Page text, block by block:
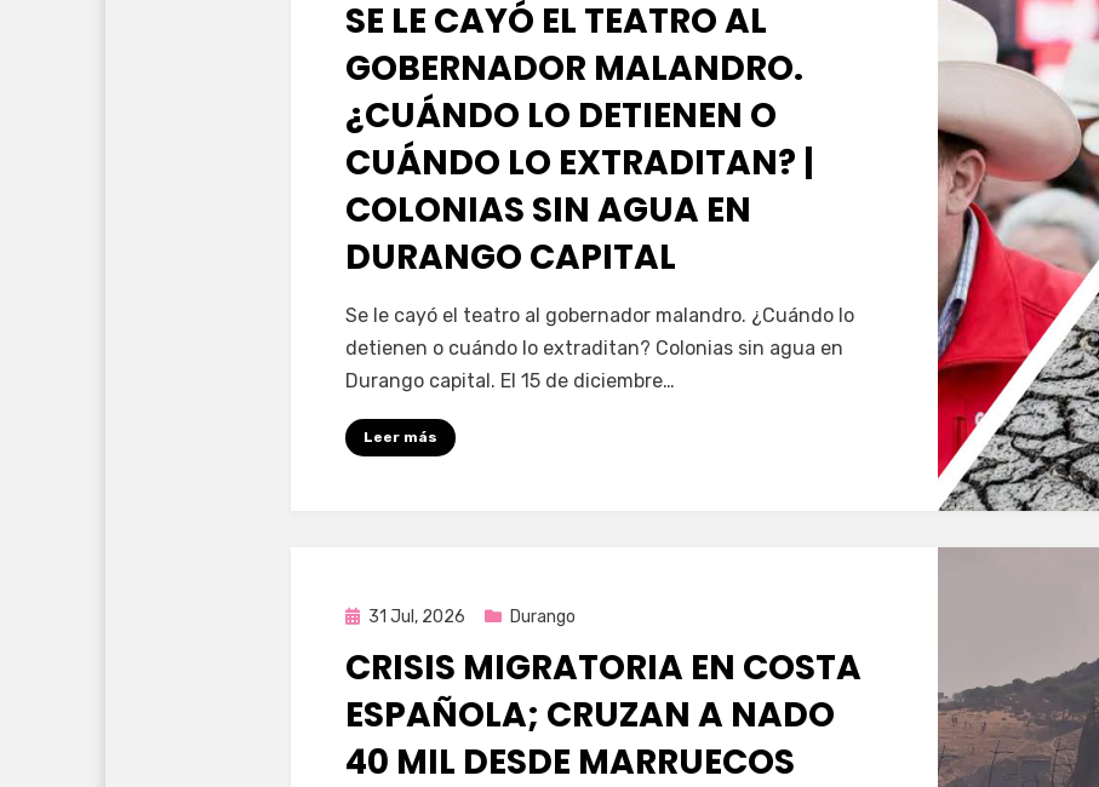
SE LE CAYÓ EL TEATRO AL
GOBERNADOR MALANDRO.
¿CUÁNDO LO DETIENEN O
CUÁNDO LO EXTRADITAN? |
COLONIAS SIN AGUA EN
DURANGO CAPITAL
porFernando Miranda Servín
Se le cayó el teatro al gobernador malandro. ¿Cuándo lo
detienen o cuándo lo extraditan? Colonias sin agua en
Durango capital. El 15 de diciembre…
Leer más
Publicada
31 Jul, 2026 Durango
CRISIS MIGRATORIA EN COSTA
ESPAÑOLA; CRUZAN A NADO
40 MIL DESDE MARRUECOS